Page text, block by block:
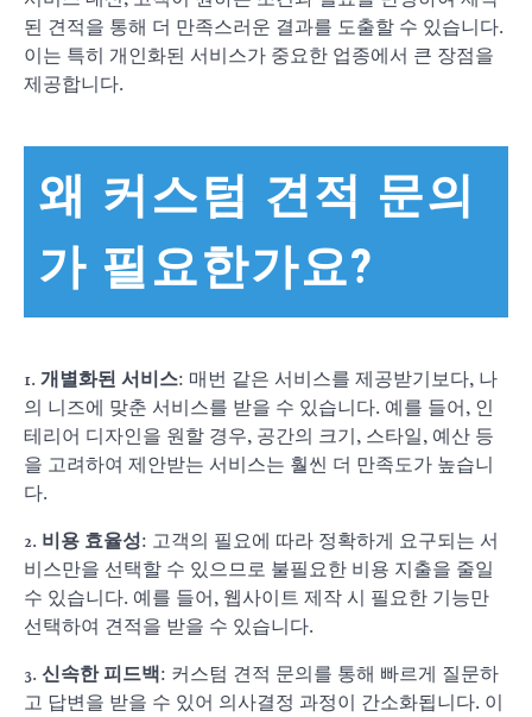
된 견적을 통해 더 만족스러운 결과를 도출할 수 있습니다.
이는 특히 개인화된 서비스가 중요한 업종에서 큰 장점을
제공합니다.
왜 커스텀 견적 문의
가 필요한가요?
1. 개별화된 서비스: 매번 같은 서비스를 제공받기보다, 나
의 니즈에 맞춘 서비스를 받을 수 있습니다. 예를 들어, 인
테리어 디자인을 원할 경우, 공간의 크기, 스타일, 예산 등
을 고려하여 제안받는 서비스는 훨씬 더 만족도가 높습니
다.
2. 비용 효율성: 고객의 필요에 따라 정확하게 요구되는 서
비스만을 선택할 수 있으므로 불필요한 비용 지출을 줄일
수 있습니다. 예를 들어, 웹사이트 제작 시 필요한 기능만
선택하여 견적을 받을 수 있습니다.
3. 신속한 피드백: 커스텀 견적 문의를 통해 빠르게 질문하
고 답변을 받을 수 있어 의사결정 과정이 간소화됩니다. 이